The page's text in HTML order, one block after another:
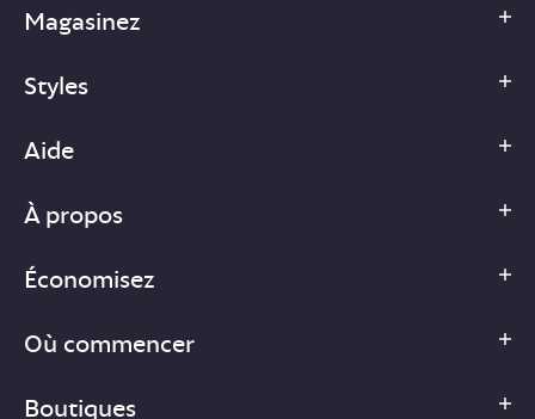
Magasinez
Styles
Aide
À propos
Économisez
Où commencer
Boutiques